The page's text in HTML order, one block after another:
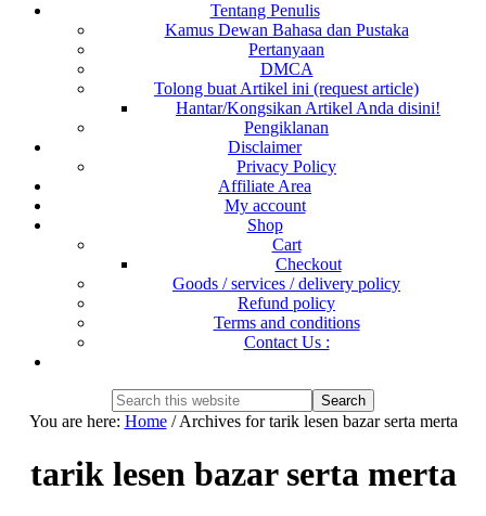
Tentang Penulis
Kamus Dewan Bahasa dan Pustaka
Pertanyaan
DMCA
Tolong buat Artikel ini (request article)
Hantar/Kongsikan Artikel Anda disini!
Pengiklanan
Disclaimer
Privacy Policy
Affiliate Area
My account
Shop
Cart
Checkout
Goods / services / delivery policy
Refund policy
Terms and conditions
Contact Us :
Search
this
Hide
You are here: Home /Archives for tarik lesen bazar serta merta
tarik lesen bazar serta merta